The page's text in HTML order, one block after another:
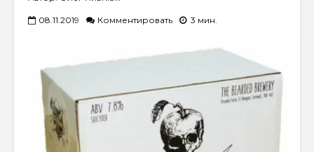
08.11.2019 Комментировать 3 мин.